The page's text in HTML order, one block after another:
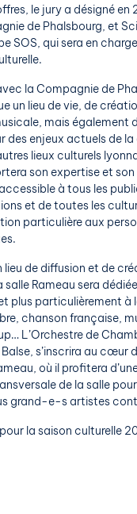
le jury a désigné en
de Phalsbourg, et
SOS, qui sera en
la Compagnie de
un lieu de vie, de
mais également
des enjeux actuels de
lieux culturels
son expertise et son
à tous les
et de toutes les
particulière aux
lieu de diffusion et de
Rameau sera
plus particulièrement à
chanson française,
L’Orchestre de
s’inscrira au cœur
où il profitera
de la salle
grand-e-s artistes
la saison culturelle